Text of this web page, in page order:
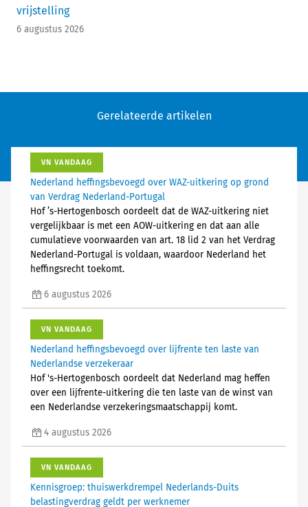
vrijstelling
6 augustus 2026
Gerelateerde artikelen
VN VANDAAG
Nederland heffingsbevoegd over WAZ-uitkering op grond
van Verdrag Nederland-Portugal
Hof ’s-Hertogenbosch oordeelt dat de WAZ-uitkering niet
vergelijkbaar is met een AOW-uitkering en dat aan alle
cumulatieve voorwaarden van art. 18 lid 2 van het Verdrag
Nederland-Portugal is voldaan, waardoor Nederland het
heffingsrecht toekomt.
6 augustus 2026
VN VANDAAG
Nederland heffingsbevoegd over lijfrente ten laste van
Nederlandse verzekeraar
Hof 's-Hertogenbosch oordeelt dat Nederland mag heffen
over een lijfrente-uitkering die ten laste van de winst van
een Nederlandse verzekeringsmaatschappij komt.
4 augustus 2026
VN VANDAAG
Kennisgroep: thuiswerkdrempel Nederlands-Duits
belastingverdrag geldt per werknemer